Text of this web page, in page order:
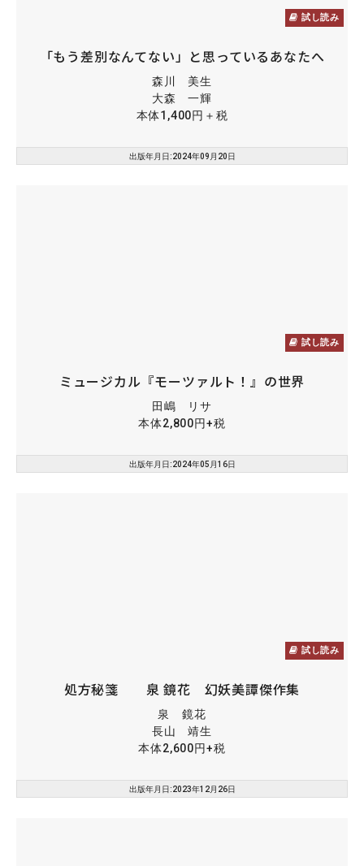
試し読み
「もう差別なんてない」と思っているあなたへ
森川 美生
大森 一輝
本体1,400円＋税
出版年月日:2024年09月20日
試し読み
ミュージカル『モーツァルト！』の世界
田嶋 リサ
本体2,800円+税
出版年月日:2024年05月16日
試し読み
処方秘箋 泉 鏡花 幻妖美譚傑作集
泉 鏡花
長山 靖生
本体2,600円+税
出版年月日:2023年12月26日